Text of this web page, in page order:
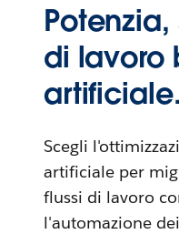
di lavoro
artificiale.
Scegli
artificiale per
flussi di lavoro
l'automazione